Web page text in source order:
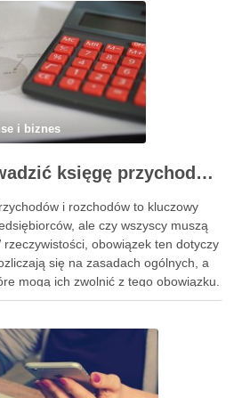
i biznes
Kto może prowadzić księgę przychodów i rozchodów
i rozchodów to kluczowy
ale czy wszyscy muszą
obowiązek ten dotyczy
się na zasadach ogólnych, a
mogą ich zwolnić z tego obowiązku.
księgi wymaga znajomości zasad,